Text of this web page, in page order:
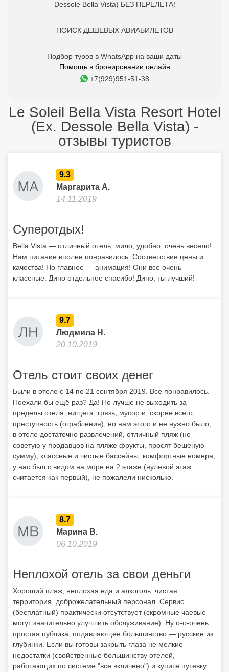
Dessole Bella Vista) БЕЗ ПЕРЕЛЕТА!
ПОИСК ДЕШЕВЫХ АВИАБИЛЕТОВ
Подбор туров в WhatsApp на ваши даты
Помощь в бронировании онлайн
+7(929)951-51-38
Le Soleil Bella Vista Resort Hotel
(Ex. Dessole Bella Vista) -
отзывы туристов
9.3
Маргарита А.
14.11.2019
Суперотдых!
Bella Vista — отличный отель, мило, удобно, очень весело!
Нам питание вполне понравилось. Соответствие цены и
качества! Но главное — анимация! Они все очень
классные. Дино отдельное спасибо! Дино, ты лучший!
9.7
Людмила Н.
20.10.2019
Отель стоит своих денег
Были в отеле с 14 по 21 сентября 2019. Все понравилось.
Поехали бы ещё раз? Да! Но лучше не выходить за
пределы отеля, нищета, грязь, мусор и, скорее всего,
преступность (ограбления), но нам этого и не нужно было,
в отеле достаточно развлечений, отличный пляж (не
советую у продавцов на пляже фрукты, просят бешеную
сумму), классные и чистые бассейны, комфортные номера,
у нас был с видом на море на 2 этаже (нулевой этаж
считается как первый), не пожалели нисколько.
8.7
Марина В.
06.10.2019
Неплохой отель за свои деньги
Хороший пляж, неплохая еда и алкоголь, чистая
территория, доброжелательный персонал. Сервис
(бесплатный) практически отсутствует (скромные чаевые
могут значительно улучшить обслуживание). Ну о-о-очень
простая публика, подавляющее большинство — русские из
глубинки. Если вы готовы закрыть глаза не мелкие
недостатки (свойственные большинству отелей,
работающих по системе "все вкличено") и купите путевку